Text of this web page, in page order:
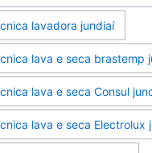
lavadora jundiaí
lava e seca brastemp
lava e seca Consul
lava e seca Electrolux